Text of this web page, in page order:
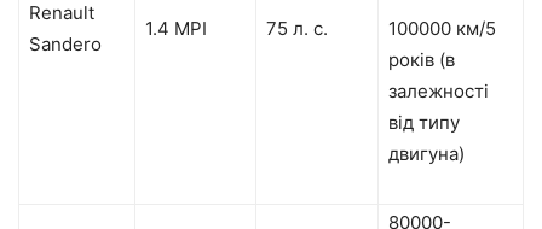
Renault
Sandero
1.4 MPI 75 л. с.
100000 км/5
років (в
залежності
від типу
двигуна)
80000-